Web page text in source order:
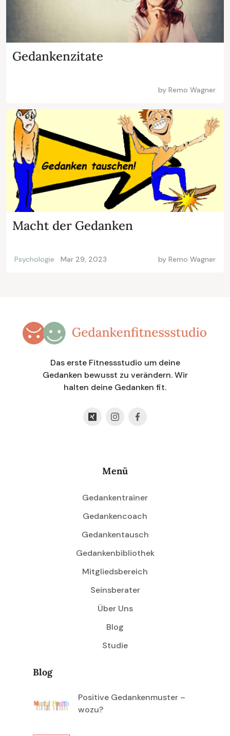
Gedankenzitate
by Remo Wagner
Macht der Gedanken
Psychologie Mar 29, 2023 by Remo Wagner
Das erste Fitnessstudio um deine
Gedanken bewusst zu verändern. Wir
halten deine Gedanken fit.
Menü
Gedankentrainer
Gedankencoach
Gedankentausch
Gedankenbibliothek
Mitgliedsbereich
Seinsberater
Über Uns
Blog
Studie
Blog
Positive Gedankenmuster –
wozu?